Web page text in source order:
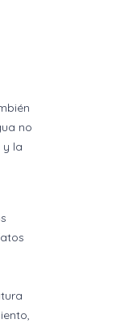
no
y la